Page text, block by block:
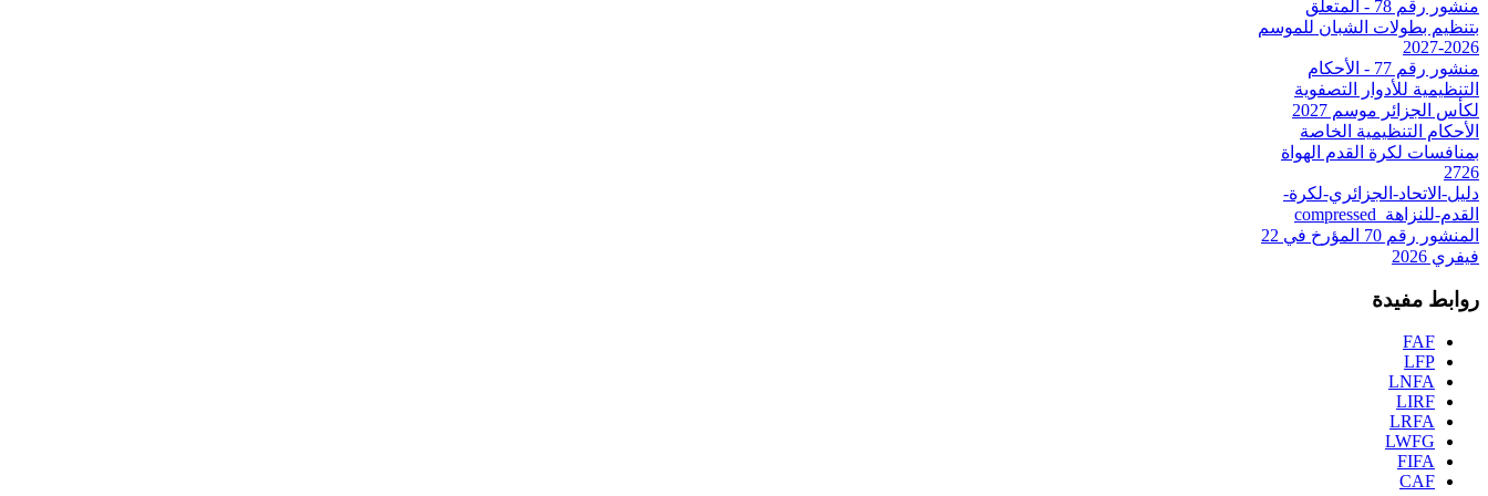
منشور رقم 78 - المتعلق
بتنظيم بطولات الشبان للموسم
2026-2027
منشور رقم 77 - الأحكام
التنظيمية للأدوار التصفوية
لكأس الجزائر موسم 2027
الأحكام التنظيمية الخاصة
بمنافسات لكرة القدم الهواة
2726
دليل-الاتحاد-الجزائري-لكرة-
القدم-للنزاهة_compressed
المنشور رقم 70 المؤرخ في 22
فيفري 2026
روابط مفيدة
FAF
LFP
LNFA
LIRF
LRFA
LWFG
FIFA
CAF